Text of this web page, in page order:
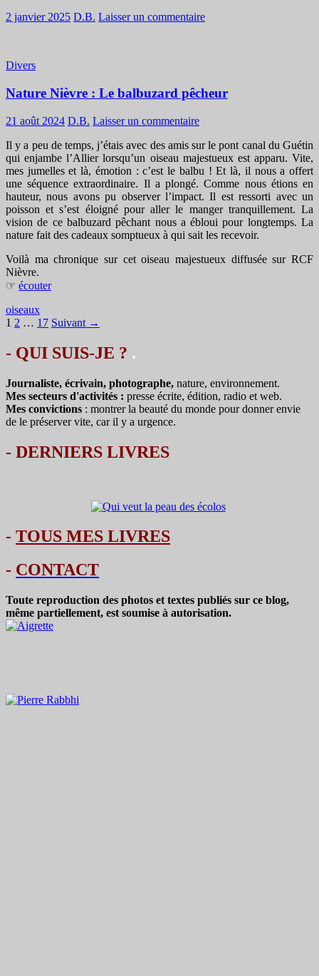
2 janvier 2025 D.B. Laisser un commentaire
Divers
Nature Nièvre : Le balbuzard pêcheur
21 août 2024 D.B. Laisser un commentaire
Il y a peu de temps, j’étais avec des amis sur le pont canal du Guétin
qui enjambe l’Allier lorsqu’un oiseau majestueux est apparu. Vite,
mes jumelles et là, émotion : c’est le balbu ! Et là, il nous a offert
une séquence extraordinaire. Il a plongé. Comme nous étions en
hauteur, nous avons pu observer l’impact. Il est ressorti avec un
poisson et s’est éloigné pour aller le manger tranquillement. La
vision de ce balbuzard pêchant nous a ébloui pour longtemps. La
nature fait des cadeaux somptueux à qui sait les recevoir.
Voilà ma chronique sur cet oiseau majestueux diffusée sur RCF
Nièvre.
☞ écouter
oiseaux
Navigation
articles
1 2 … 17 Suivant →
- QUI SUIS-JE ? .
Journaliste, écrivain, photographe, nature, environnement.
Mes secteurs d'activités : presse écrite, édition, radio et web.
Mes convictions : montrer la beauté du monde pour donner envie
de le préserver vite, car il y a urgence.
- DERNIERS LIVRES
- TOUS MES LIVRES
- CONTACT
Toute reproduction des photos et textes publiés sur ce blog,
même partiellement, est soumise à autorisation.